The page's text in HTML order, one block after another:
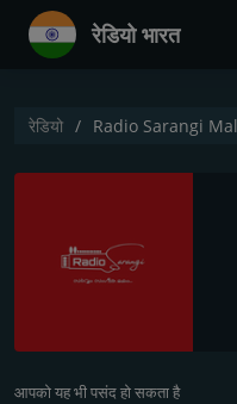
रेडियो भारत
रेडियो Radio Sarangi
आपको यह भी पसंद हो सकता है